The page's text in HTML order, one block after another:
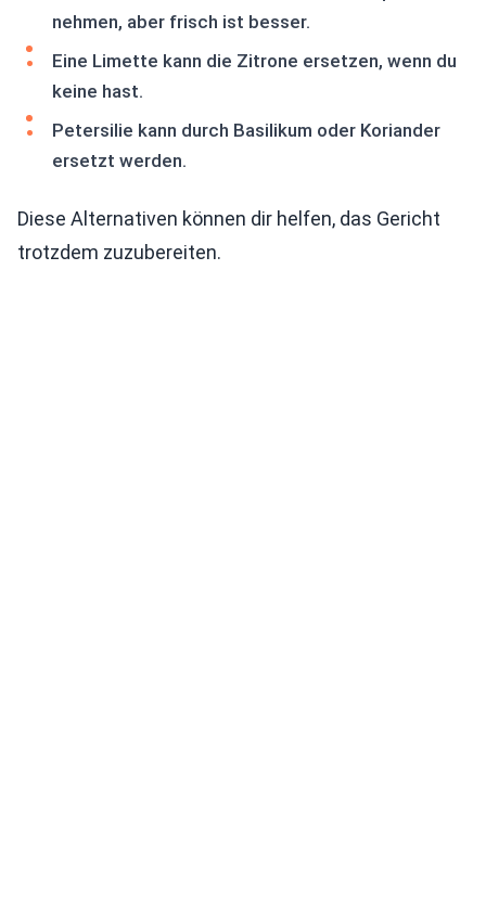
nehmen, aber frisch ist besser.
Eine Limette kann die Zitrone ersetzen, wenn du
keine hast.
Petersilie kann durch Basilikum oder Koriander
ersetzt werden.
Diese Alternativen können dir helfen, das Gericht
trotzdem zuzubereiten.